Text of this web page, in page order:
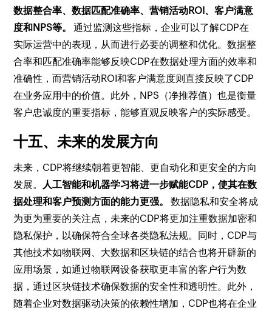
数据整合率、数据匹配准确率、营销活动ROI、客户满意
度和NPS等。
通过监测这些指标，企业可以了解CDP在
实际运营中的表现，从而进行必要的调整和优化。数据整
合率和匹配准确率能够反映CDP在数据处理方面的效率和
准确性，而营销活动ROI和客户满意度则直接反映了CDP
在业务应用中的价值。此外，NPS（净推荐值）也是衡量
客户忠诚度的重要指标，能够直观反映客户的实际感受。
十五、未来的发展方向
未来，CDP将继续朝着更智能、更自动化和更安全的方向
发展。 人工智能和机器学习将进一步赋能CDP，使其在数
据处理和客户预测方面的能力更强。
数据隐私和安全将成
为更为重要的关注点，未来的CDP将更加注重数据加密和
隐私保护，以确保符合全球各类隐私法规。同时，CDP与
其他技术如物联网、大数据和区块链的结合也将开辟新的
应用场景，如通过物联网设备获取更丰富的客户行为数
据，通过区块链技术确保数据的安全性和透明性。此外，
随着企业对数据驱动决策的依赖性增加，CDP也将在企业